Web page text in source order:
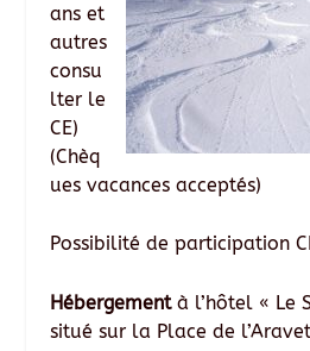
ans et
autres
consu
lter le
CE)
(Chèq
ues vacances acceptés)
Possibilité de participation
Hébergementà l’hôtel « Le
situé sur la Place de